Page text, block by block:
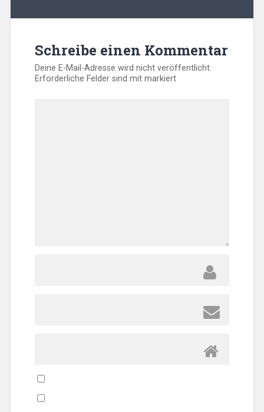
Schreibe einen Kommentar
Deine E-Mail-Adresse wird nicht veröffentlicht.
Erforderliche Felder sind mitmarkiert